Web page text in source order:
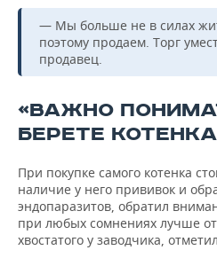
— Мы больше не в силах
поэтому продаем. Торг
продавец.
«ВАЖНО
БЕРЕТЕ
При покупке самого котенка
наличие у него прививок и
эндопаразитов, обратил
при любых сомнениях лучше
хвостатого у заводчика,